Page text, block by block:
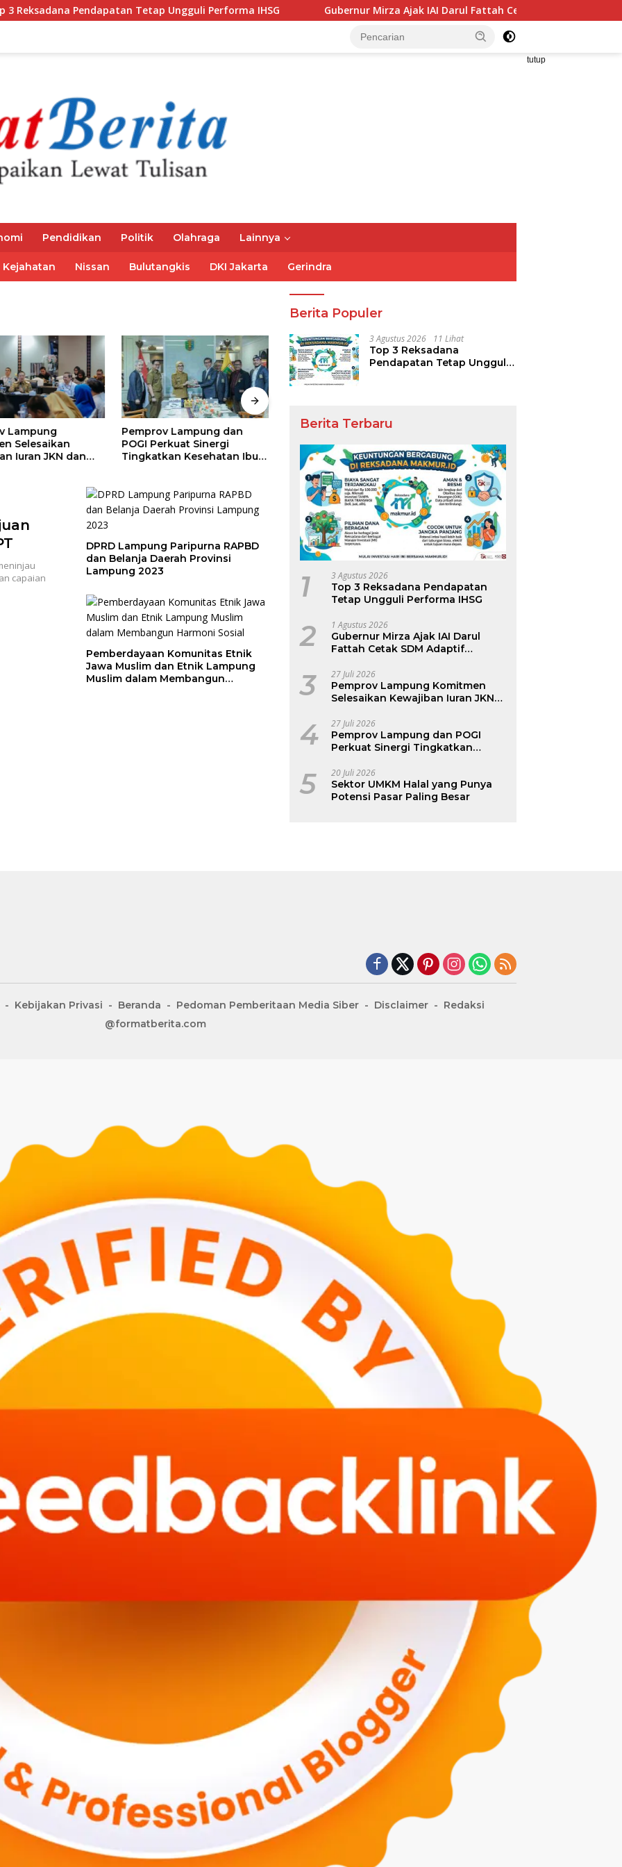
Pendapatan Tetap Ungguli Performa IHSG Gubernur Mirza Ajak IAI Darul Fattah Cetak SDM Adaptif Berlandaskan
tutup
Pendidikan Politik Olahraga Lainnya
Kejahatan Nissan Bulutangkis DKI Jakarta Gerindra
Lampung
Selesaikan
Iuran JKN dan
Pemprov Lampung dan
POGI Perkuat Sinergi
Tingkatkan Kesehatan Ibu
Sektor UMKM Halal yang
Punya Potensi Pasar Paling
Besar
Keluarga: Liburan Santai
yang Nyaman dan Berkesan
capaian
DPRD Lampung Paripurna RAPBD
dan Belanja Daerah Provinsi
Lampung 2023
Pemberdayaan Komunitas Etnik
Jawa Muslim dan Etnik Lampung
Muslim dalam Membangun
Berita Populer
3 Agustus 2026 11 Lihat
Top 3 Reksadana
Pendapatan Tetap Ungguli
Berita Terbaru
1 3 Agustus 2026
Top 3 Reksadana Pendapatan
Tetap Ungguli Performa IHSG
2 1 Agustus 2026
Gubernur Mirza Ajak IAI Darul
Fattah Cetak SDM Adaptif
3 27 Juli 2026
Pemprov Lampung Komitmen
Selesaikan Kewajiban Iuran JKN
Kepesertaan BPJS Kesehatan
4 27 Juli 2026
Pemprov Lampung dan POGI
Perkuat Sinergi Tingkatkan
5 20 Juli 2026
Sektor UMKM Halal yang Punya
Potensi Pasar Paling Besar
Kebijakan Privasi Beranda Pedoman Pemberitaan Media Siber Disclaimer
Redaksi
@formatberita.com